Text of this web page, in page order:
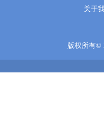
关于
版权所有©